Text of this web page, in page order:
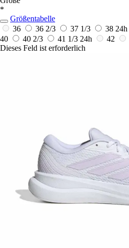
*
Größentabelle
36
36 2/3 37 1/3 38 24h
40
40 2/3 41 1/3 24h 42
Dieses Feld ist erforderlich